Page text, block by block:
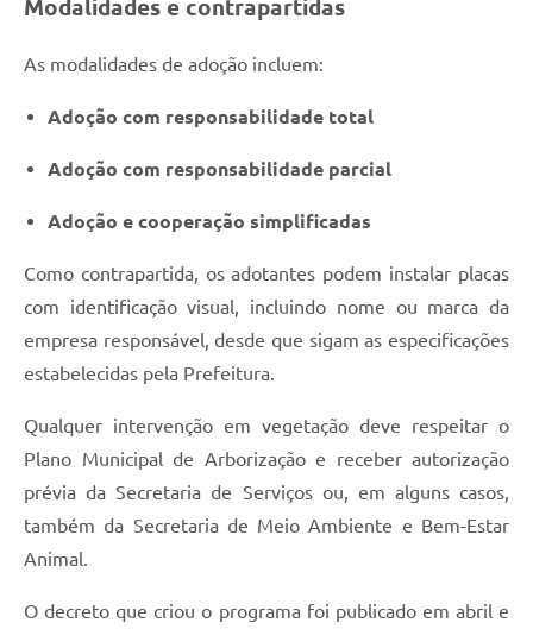
Modalidades e contrapartidas
As modalidades de adoção incluem:
Adoção com responsabilidade total
Adoção com responsabilidade parcial
Adoção e cooperação simplificadas
Como contrapartida, os adotantes podem instalar placas
com identificação visual, incluindo nome ou marca da
empresa responsável, desde que sigam as especificações
estabelecidas pela Prefeitura.
Qualquer intervenção em vegetação deve respeitar o
Plano Municipal de Arborização e receber autorização
prévia da Secretaria de Serviços ou, em alguns casos,
também da Secretaria de Meio Ambiente e Bem-Estar
Animal.
O decreto que criou o programa foi publicado em abril e